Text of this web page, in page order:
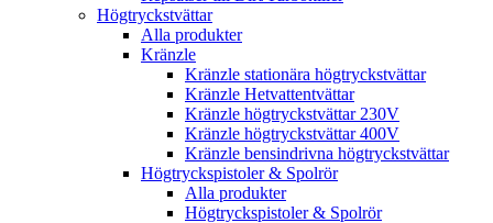
Högtryckstvättar
Alla produkter
Kränzle
Kränzle stationära högtryckstvättar
Kränzle Hetvattentvättar
Kränzle högtryckstvättar 230V
Kränzle högtryckstvättar 400V
Kränzle bensindrivna högtryckstvättar
Högtryckspistoler & Spolrör
Alla produkter
Högtryckspistoler & Spolrör